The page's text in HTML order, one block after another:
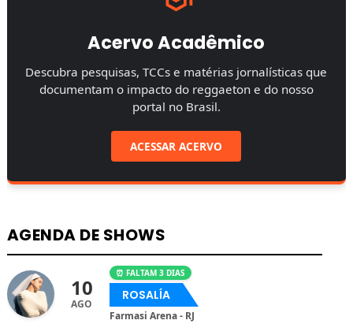
Acervo Acadêmico
Descubra pesquisas, TCCs e matérias jornalísticas que
documentam o impacto do reggaeton e do nosso
portal no Brasil.
ACESSAR ACERVO
AGENDA DE SHOWS
10
AGO
⏰ FALTAM 3 DIAS
ROSALÍA
Farmasi Arena - RJ